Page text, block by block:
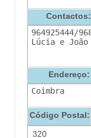
Contactos:
Endereço:
Código Postal: